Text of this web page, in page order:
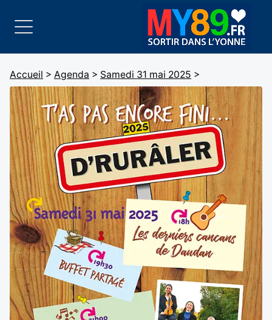
Accueil > Agenda > Samedi 31 mai 2025 >